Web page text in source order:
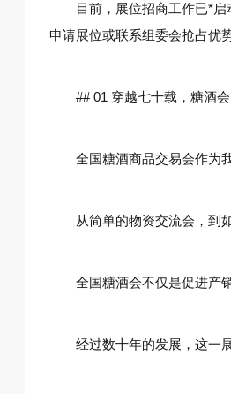
目前，展位招商工作已*
申请展位或联系组委会抢占优
## 01 穿越七十载，糖酒
全国糖酒商品交易会作为
从简单的物资交流会，到
全国糖酒会不仅是促进产
经过数十年的发展，这一